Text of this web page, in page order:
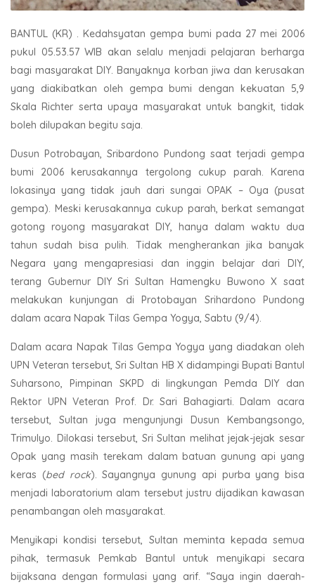
BANTUL (KR) . Kedahsyatan gempa bumi pada 27 mei 2006
pukul 05.53.57 WIB akan selalu menjadi pelajaran berharga
bagi masyarakat DIY. Banyaknya korban jiwa dan kerusakan
yang diakibatkan oleh gempa bumi dengan kekuatan 5,9
Skala Richter serta upaya masyarakat untuk bangkit, tidak
boleh dilupakan begitu saja.
Dusun Potrobayan, Sribardono Pundong saat terjadi gempa
bumi 2006 kerusakannya tergolong cukup parah. Karena
lokasinya yang tidak jauh dari sungai OPAK – Oya (pusat
gempa). Meski kerusakannya cukup parah, berkat semangat
gotong royong masyarakat DIY, hanya dalam waktu dua
tahun sudah bisa pulih. Tidak mengherankan jika banyak
Negara yang mengapresiasi dan inggin belajar dari DIY,
terang Gubernur DIY Sri Sultan Hamengku Buwono X saat
melakukan kunjungan di Protobayan Srihardono Pundong
dalam acara Napak Tilas Gempa Yogya, Sabtu (9/4).
Dalam acara Napak Tilas Gempa Yogya yang diadakan oleh
UPN Veteran tersebut, Sri Sultan HB X didampingi Bupati Bantul
Suharsono, Pimpinan SKPD di lingkungan Pemda DIY dan
Rektor UPN Veteran Prof. Dr. Sari Bahagiarti. Dalam acara
tersebut, Sultan juga mengunjungi Dusun Kembangsongo,
Trimulyo. Dilokasi tersebut, Sri Sultan melihat jejak-jejak sesar
Opak yang masih terekam dalam batuan gunung api yang
keras (bed rock). Sayangnya gunung api purba yang bisa
menjadi laboratorium alam tersebut justru dijadikan kawasan
penambangan oleh masyarakat.
Menyikapi kondisi tersebut, Sultan meminta kepada semua
pihak, termasuk Pemkab Bantul untuk menyikapi secara
bijaksana dengan formulasi yang arif. “Saya ingin daerah-